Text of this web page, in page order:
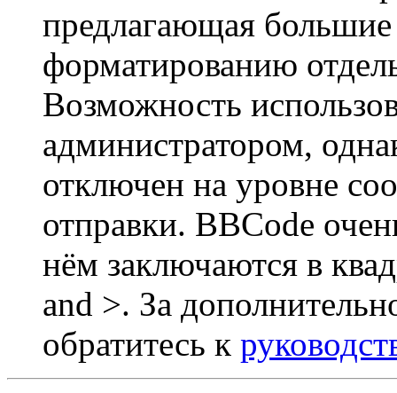
предлагающая
форматированию
Возможность
администратором,
отключен на уровне
отправки. BBCode
нём заключаются в
and >. За
обратитесь к